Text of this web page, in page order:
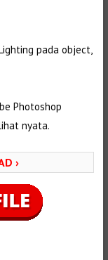
pada object,
Photoshop
nyata.
›